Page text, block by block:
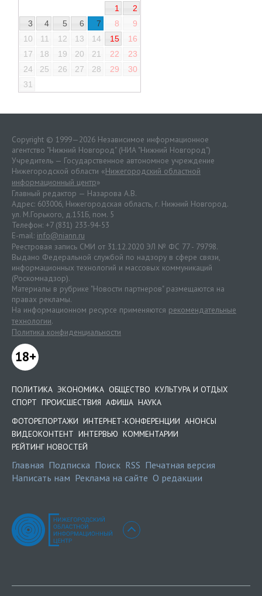
1
2
3
4 5 6 7 8
9
10
11 12 13 14 15
16
17
18 19 20 21 22
23
24
25 26 27 28 29
30
31
Copyright © 1999—2026 Независимое информационное
агентство "Нижний Новгород" (НИА "Нижний Новгород")
Учредитель — Государственное автономное учреждение
Нижегородской области «Нижегородский областной
информационный центр»
Главный редактор — Назарова А.В.
Адрес: 603006, Нижегородская область, г. Нижний Новгород.
ул. М.Горького, д.151Б, пом. 5
Телефон: +7 (831) 233-94-53
E-mail: info@niann.ru
Реестровая запись СМИ от 31.12.2020 ЭЛ № ФС 77 - 79798.
Выдано Федеральной службой по надзору в сфере связи,
информационных технологий и массовых коммуникаций
(Роскомнадзор).
Материалы в рубрике "Новости партнеров" размещаются на
правах рекламы.
На информационном ресурсе применяются рекомендательные
технологии.
Политика конфиденциальности
18+
ПОЛИТИКА ЭКОНОМИКА ОБЩЕСТВО КУЛЬТУРА И ОТДЫХ
СПОРТ ПРОИСШЕСТВИЯ АФИША НАУКА
ФОТОРЕПОРТАЖИ ИНТЕРНЕТ-КОНФЕРЕНЦИИ АНОНСЫ
ВИДЕОКОНТЕНТ ИНТЕРВЬЮ КОММЕНТАРИИ
РЕЙТИНГ НОВОСТЕЙ
Главная Подписка Поиск RSS Печатная версия
Написать нам Реклама на сайте О редакции